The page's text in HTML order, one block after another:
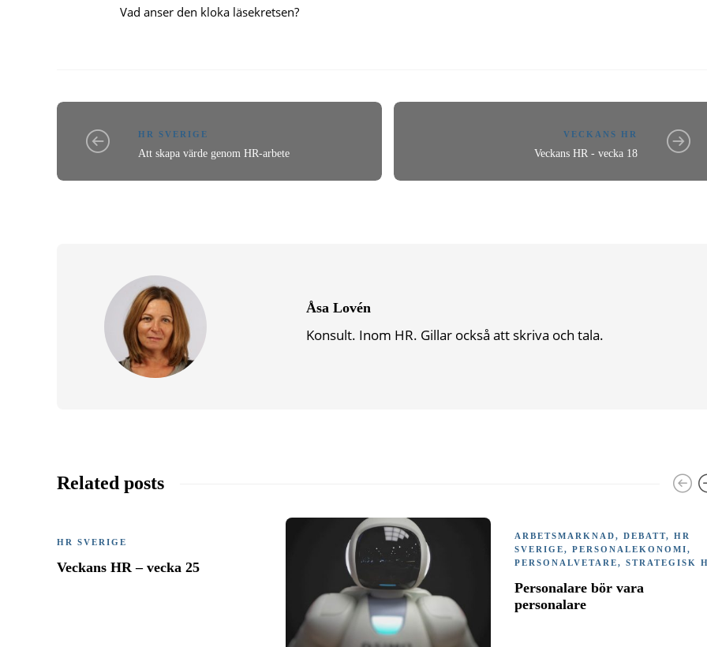
Vad anser den kloka läsekretsen?
HR SVERIGE
Att skapa värde genom HR-arbete
VECKANS HR
Veckans HR - vecka 18
Åsa Lovén
Konsult. Inom HR. Gillar också att skriva och tala.
Related posts
HR SVERIGE
Veckans HR – vecka 25
ARBETSMARKNAD, DEBATT, HR
SVERIGE, PERSONALEKONOMI,
PERSONALVETARE, STRATEGISK
Personalare bör vara
personalare